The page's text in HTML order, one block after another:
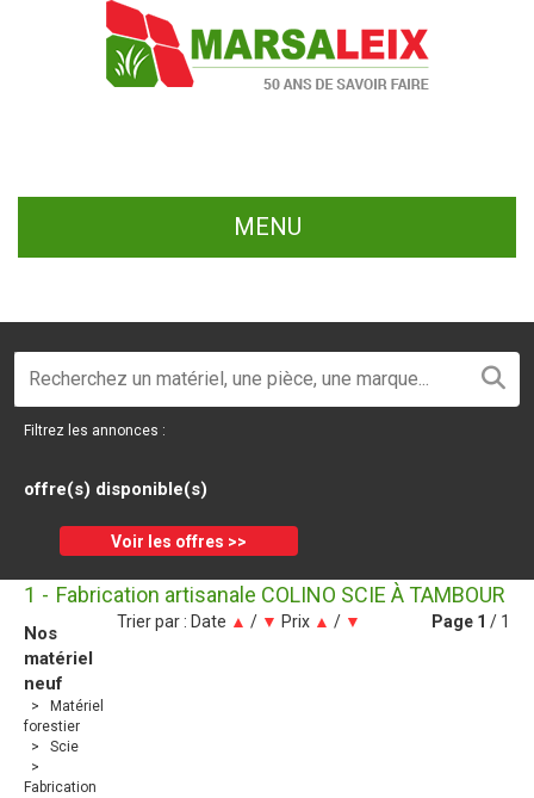
MENU
Filtrez les annonces :
offre(s) disponible(s)
Voir les offres >>
Nos
matériel
neuf
Matériel
forestier
Scie
Fabrication
1 Fabrication artisanale COLINO SCIE À TAMBOUR
Trier par : Date ▲ / ▼ Prix ▲ / ▼ Page 1 / 1